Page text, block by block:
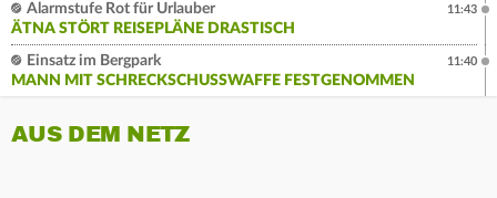
Alarmstufe Rot für Urlauber
ÄTNA STÖRT REISEPLÄNE DRASTISCH
11:43
Einsatz im Bergpark
MANN MIT SCHRECKSCHUSSWAFFE FESTGENOMMEN
11:40
AUS DEM NETZ